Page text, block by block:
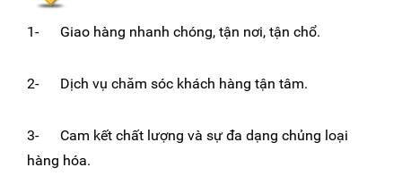
1- Giao hàng nhanh chóng, tận nơi, tận chổ.
2- Dịch vụ chăm sóc khách hàng tận tâm.
3- Cam kết chất lượng và sự đa dạng chủng loại
hàng hóa.